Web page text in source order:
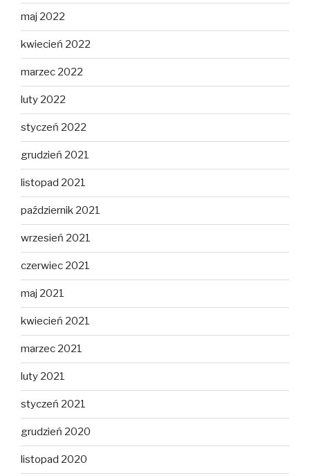
maj 2022
kwiecień 2022
marzec 2022
luty 2022
styczeń 2022
grudzień 2021
listopad 2021
październik 2021
wrzesień 2021
czerwiec 2021
maj 2021
kwiecień 2021
marzec 2021
luty 2021
styczeń 2021
grudzień 2020
listopad 2020